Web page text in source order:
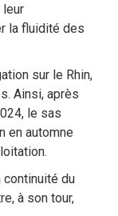
leur
la fluidité des
sur le Rhin,
Ainsi, après
le sas
en automne
continuité du
à son tour,